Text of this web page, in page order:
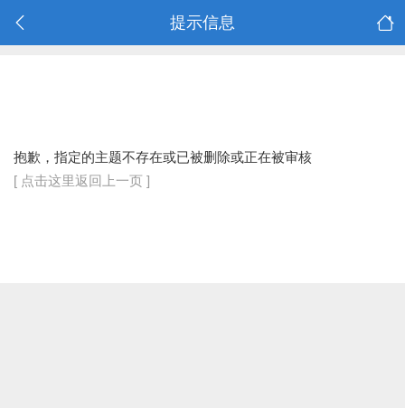
提示信息
抱歉，指定的主题不存在或已被删除或正在被审核
[ 点击这里返回上一页 ]